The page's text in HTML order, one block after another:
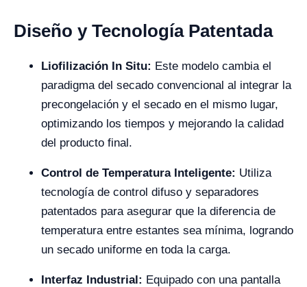
Diseño y Tecnología Patentada
Liofilización In Situ: Este modelo cambia el
paradigma del secado convencional al integrar la
precongelación y el secado en el mismo lugar,
optimizando los tiempos y mejorando la calidad
del producto final.
Control de Temperatura Inteligente: Utiliza
tecnología de control difuso y separadores
patentados para asegurar que la diferencia de
temperatura entre estantes sea mínima, logrando
un secado uniforme en toda la carga.
Interfaz Industrial: Equipado con una pantalla